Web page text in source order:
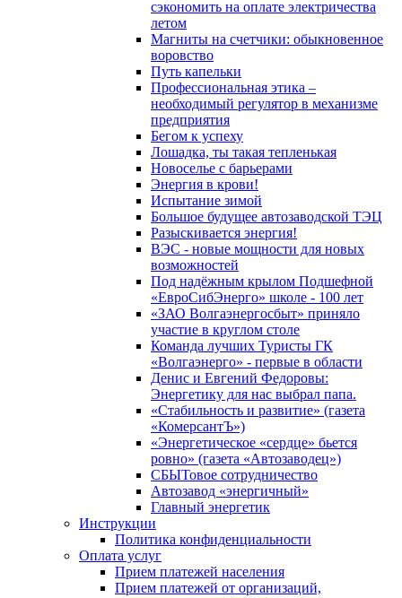
сэкономить на оплате электричества
летом
Магниты на счетчики: обыкновенное
воровство
Путь капельки
Профессиональная этика –
необходимый регулятор в механизме
предприятия
Бегом к успеху
Лошадка, ты такая тепленькая
Новоселье с барьерами
Энергия в крови!
Испытание зимой
Большое будущее автозаводской ТЭЦ
Разыскивается энергия!
ВЭС - новые мощности для новых
возможностей
Под надёжным крылом Подшефной
«ЕвроСибЭнерго» школе - 100 лет
«ЗАО Волгаэнергосбыт» приняло
участие в круглом столе
Команда лучших Туристы ГК
«Волгаэнерго» - первые в области
Денис и Евгений Федоровы:
Энергетику для нас выбрал папа.
«Стабильность и развитие» (газета
«КомерсантЪ»)
«Энергетическое «сердце» бьется
ровно» (газета «Автозаводец»)
СБЫТовое сотрудничество
Автозавод «энергичный»
Главный энергетик
Инструкции
Политика конфиденциальности
Оплата услуг
Прием платежей населения
Прием платежей от организаций,